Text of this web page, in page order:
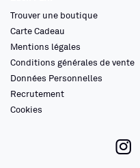
Trouver une boutique
Carte Cadeau
Mentions légales
Conditions générales de vente
Données Personnelles
Recrutement
Cookies